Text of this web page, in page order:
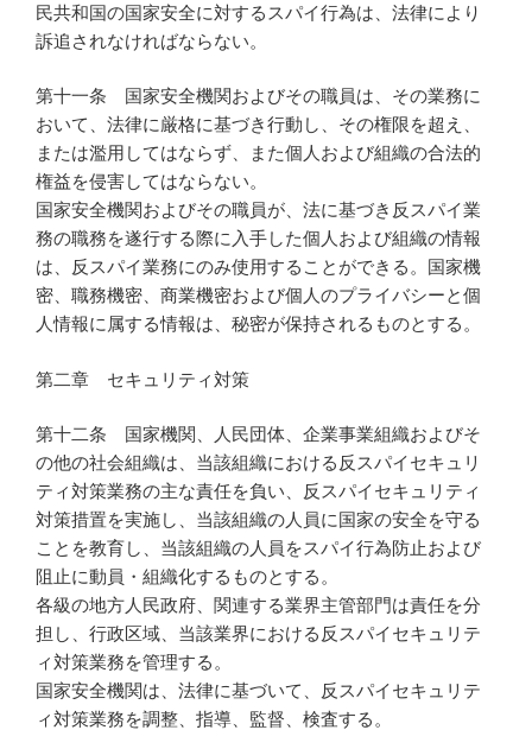
民共和国の国家安全に対するスパイ行為は、法律により
訴追されなければならない。
第十一条 国家安全機関およびその職員は、その業務に
おいて、法律に厳格に基づき行動し、その権限を超え、
または濫用してはならず、また個人および組織の合法的
権益を侵害してはならない。
国家安全機関およびその職員が、法に基づき反スパイ業
務の職務を遂行する際に入手した個人および組織の情報
は、反スパイ業務にのみ使用することができる。国家機
密、職務機密、商業機密および個人のプライバシーと個
人情報に属する情報は、秘密が保持されるものとする。
第二章 セキュリティ対策
第十二条 国家機関、人民団体、企業事業組織およびそ
の他の社会組織は、当該組織における反スパイセキュリ
ティ対策業務の主な責任を負い、反スパイセキュリティ
対策措置を実施し、当該組織の人員に国家の安全を守る
ことを教育し、当該組織の人員をスパイ行為防止および
阻止に動員・組織化するものとする。
各級の地方人民政府、関連する業界主管部門は責任を分
担し、行政区域、当該業界における反スパイセキュリテ
ィ対策業務を管理する。
国家安全機関は、法律に基づいて、反スパイセキュリテ
ィ対策業務を調整、指導、監督、検査する。